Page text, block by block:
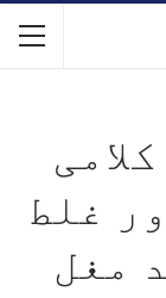
غلط
مغل